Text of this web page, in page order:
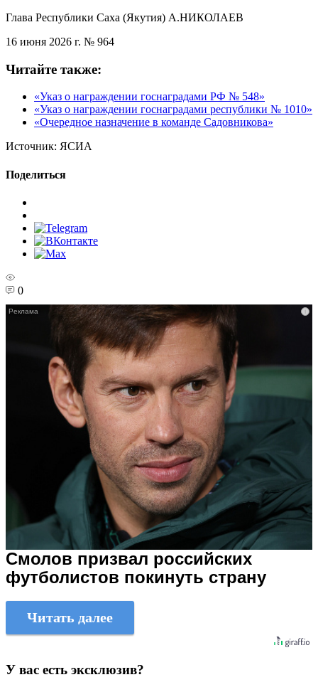
Глава Республики Саха (Якутия) А.НИКОЛАЕВ
16 июня 2026 г. № 964
Читайте также:
«Указ о награждении госнаградами РФ № 548»
«Указ о награждении госнаградами республики № 1010»
«Очередное назначение в команде Садовникова»
Источник: ЯСИА
Поделиться
0
i
Смолов призвал российских
футболистов покинуть страну
Читать далее
У вас есть эксклюзив?